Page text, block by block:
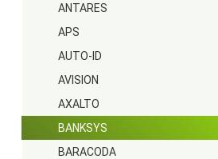
ANTARES
APS
AUTO-ID
AVISION
AXALTO
BANKSYS
BARACODA